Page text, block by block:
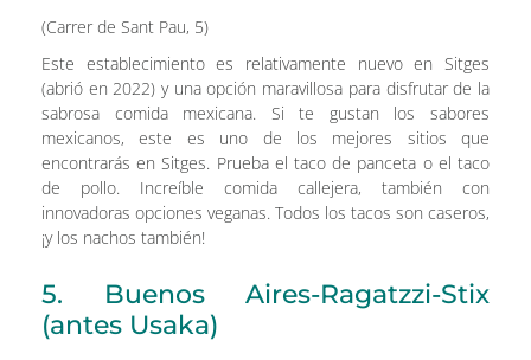
(Carrer de Sant Pau, 5)
Este establecimiento es relativamente nuevo en Sitges
(abrió en 2022) y una opción maravillosa para disfrutar de la
sabrosa comida mexicana. Si te gustan los sabores
mexicanos, este es uno de los mejores sitios que
encontrarás en Sitges. Prueba el taco de panceta o el taco
de pollo. Increíble comida callejera, también con
innovadoras opciones veganas. Todos los tacos son caseros,
¡y los nachos también!
5. Buenos Aires-Ragatzzi-Stix
(antes Usaka)